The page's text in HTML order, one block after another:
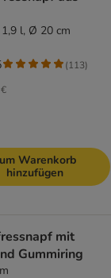
l, Ø 20 cm
(113)
Warenkorb
hinzufügen
mit
Gummiring